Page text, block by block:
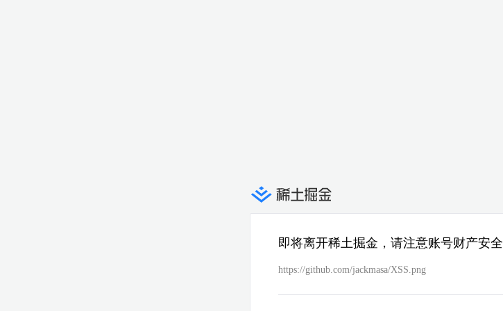
即将离开稀土掘金，请注意账号财产安全
https://github.com/jackmasa/XSS.png